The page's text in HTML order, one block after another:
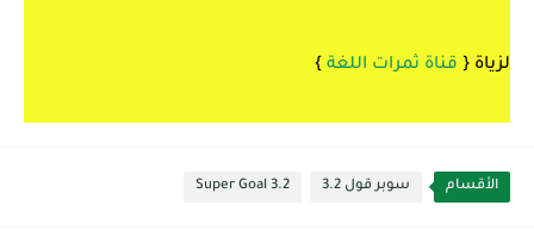
لزياة { قناة ثمرات اللغة }
الأقسام سوبر قول 3.2 Super Goal 3.2